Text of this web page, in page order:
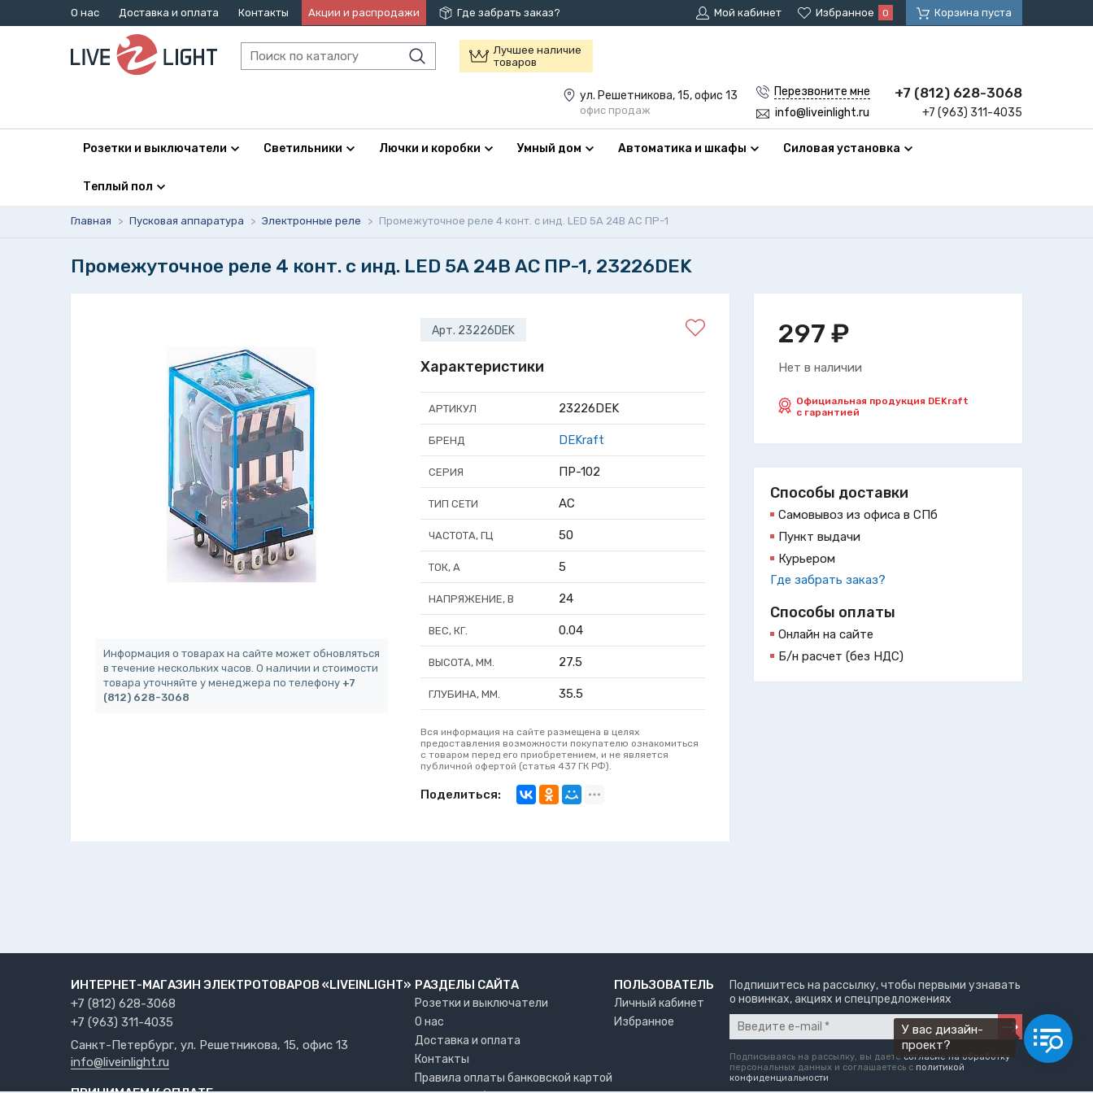
О нас Доставка и оплата Контакты Акции и распродажи Где забрать заказ? Мой кабинет Избранное 0 Корзина пуста
Лучшее наличие
товаров
ул. Решетникова, 15, офис 13
офис продаж
Перезвоните мне
info@liveinlight.ru
+7 (812) 628-3068
+7 (963) 311-4035
Розетки и выключатели Светильники Лючки и коробки Умный дом Автоматика и шкафы Силовая установка
Теплый пол
Главная > Пусковая аппаратура > Электронные реле > Промежуточное реле 4 конт. с инд. LED 5А 24В AC ПР-1
Промежуточное реле 4 конт. с инд. LED 5А 24В AC ПР-1, 23226DEK
297 ₽
Нет в наличии
Официальная продукция DEKraft
с гарантией
Способы доставки
Самовывоз из офиса в СПб
Пункт выдачи
Курьером
Где забрать заказ?
Способы оплаты
Онлайн на сайте
Б/н расчет (без НДС)
Информация о товарах на сайте может обновляться
в течение нескольких часов. О наличии и стоимости
товара уточняйте у менеджера по телефону +7
(812) 628-3068
Арт. 23226DEK
Характеристики
АРТИКУЛ 23226DEK
БРЕНД DEKraft
СЕРИЯ ПР-102
ТИП СЕТИ AC
ЧАСТОТА, ГЦ 50
ТОК, А 5
НАПРЯЖЕНИЕ, В 24
ВЕС, КГ. 0.04
ВЫСОТА, ММ. 27.5
ГЛУБИНА, ММ. 35.5
Вся информация на сайте размещена в целях
предоставления возможности покупателю ознакомиться
с товаром перед его приобретением, и не является
публичной офертой (статья 437 ГК РФ).
Поделиться:
ИНТЕРНЕТ-МАГАЗИН ЭЛЕКТРОТОВАРОВ «LIVEINLIGHT»
+7 (812) 628-3068
+7 (963) 311-4035
Санкт-Петербург, ул. Решетникова, 15, офис 13
info@liveinlight.ru
РАЗДЕЛЫ САЙТА
Розетки и выключатели
О нас
Доставка и оплата
Контакты
Правила оплаты банковской картой
ПОЛЬЗОВАТЕЛЬ
Личный кабинет
Избранное
Подпишитесь на рассылку, чтобы первыми узнавать
о новинках, акциях и спецпредложениях
Подписываясь на рассылку, вы даете согласие на обработку
персональных данных и соглашаетесь c политикой
конфиденциальности
У вас дизайн-
проект?